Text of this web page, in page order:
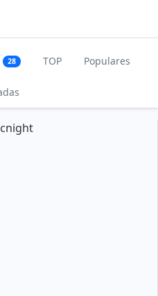
28 TOP Populares